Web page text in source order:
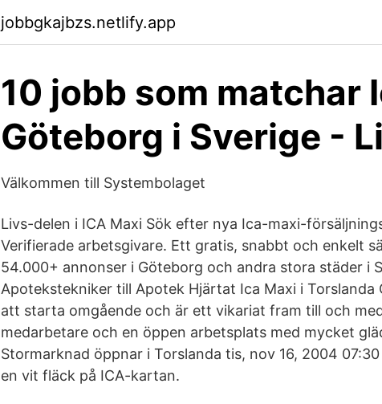
jobbgkajbzs.netlify.app
10 jobb som matchar
Göteborg i Sverige -
Välkommen till Systembolaget
Livs-delen i ICA Maxi Sök efter nya Ica-maxi-
Verifierade arbetsgivare. Ett gratis, snabbt och enkelt
54.000+ annonser i Göteborg och andra stora städer i
Apotekstekniker till Apotek Hjärtat Ica Maxi i
att starta omgående och är ett vikariat fram till och med
medarbetare och en öppen arbetsplats med mycket
Stormarknad öppnar i Torslanda tis, nov 16, 2004
en vit fläck på ICA-kartan.